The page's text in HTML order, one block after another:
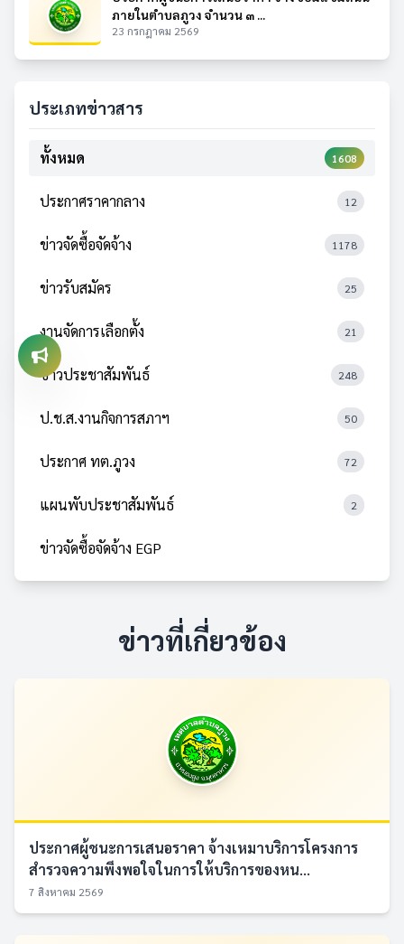
ภายในตำบลภูวง จำนวน ๓ ...
23 กรกฎาคม 2569
ประเภทข่าวสาร
ทั้งหมด 1608
ประกาศราคากลาง 12
ข่าวจัดซื้อจัดจ้าง 1178
ข่าวรับสมัคร 25
งานจัดการเลือกตั้ง 21
ข่าวประชาสัมพันธ์ 248
ป.ช.ส.งานกิจการสภาฯ 50
ประกาศ ทต.ภูวง 72
แผนพับประชาสัมพันธ์ 2
ข่าวจัดซื้อจัดจ้าง EGP
ข่าวที่เกี่ยวข้อง
ประกาศผู้ชนะการเสนอราคา จ้างเหมาบริการโครงการ
สำรวจความพึงพอใจในการให้บริการของหน...
7 สิงหาคม 2569